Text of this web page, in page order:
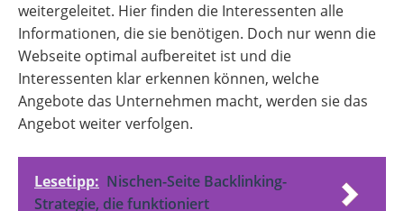
weitergeleitet. Hier finden die Interessenten alle
Informationen, die sie benötigen. Doch nur wenn die
Webseite optimal aufbereitet ist und die
Interessenten klar erkennen können, welche
Angebote das Unternehmen macht, werden sie das
Angebot weiter verfolgen.
Lesetipp: Nischen-Seite Backlinking-
Strategie, die funktioniert